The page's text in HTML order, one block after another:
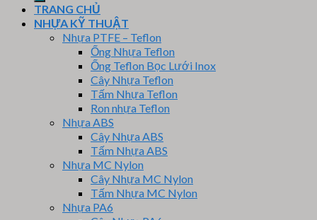
TRANG CHỦ
NHỰA KỸ THUẬT
Nhựa PTFE – Teflon
Ống Nhựa Teflon
Ống Teflon Bọc Lưới Inox
Cây Nhựa Teflon
Tấm Nhựa Teflon
Ron nhựa Teflon
Nhựa ABS
Cây Nhựa ABS
Tấm Nhựa ABS
Nhựa MC Nylon
Cây Nhựa MC Nylon
Tấm Nhựa MC Nylon
Nhựa PA6